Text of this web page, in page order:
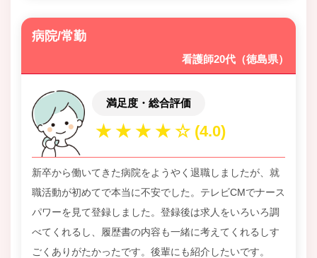
病院/常勤
看護師20代（徳島県）
満足度・総合評価
新卒から働いてきた病院をようやく退職しましたが、就
職活動が初めてで本当に不安でした。テレビCMでナース
パワーを見て登録しました。登録後は求人をいろいろ調
べてくれるし、履歴書の内容も一緒に考えてくれるしす
ごくありがたかったです。後輩にも紹介したいです。